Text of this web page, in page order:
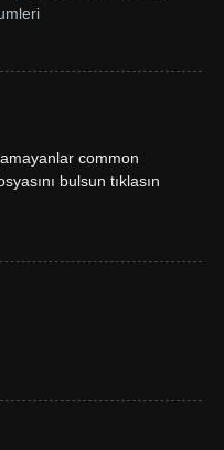
common
bulsun tıklasın